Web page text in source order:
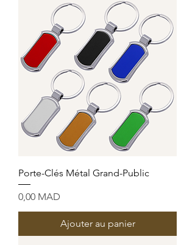
Porte-Clés Métal Grand-Public
Prix
0,00 MAD
Ajouter au panier